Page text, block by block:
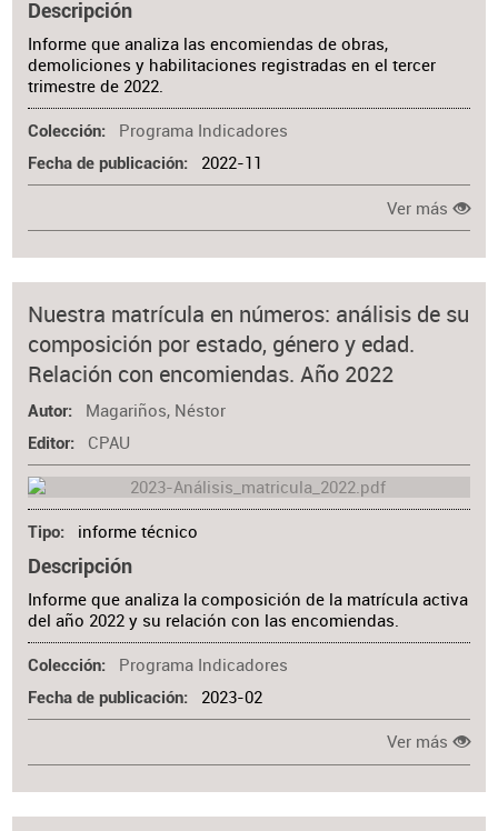
Descripción
Informe que analiza las encomiendas de obras,
demoliciones y habilitaciones registradas en el tercer
trimestre de 2022.
Colección Programa Indicadores
Fecha de publicación 2022-11
Ver más
Nuestra matrícula en números: análisis de su
composición por estado, género y edad.
Relación con encomiendas. Año 2022
Autor Magariños, Néstor
Editor CPAU
Tipo informe técnico
Descripción
Informe que analiza la composición de la matrícula activa
del año 2022 y su relación con las encomiendas.
Colección Programa Indicadores
Fecha de publicación 2023-02
Ver más